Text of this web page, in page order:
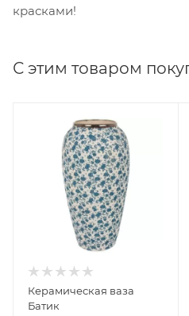
красками!
С этим товаром
Керамическая ваза
Батик